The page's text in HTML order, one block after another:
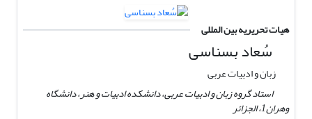
هیات تحریریه بین المللی
سُعاد بسناسی
زبان و ادبیات عربی
استاد گروه زبان و ادبیات عربی، دانشکده ادبیات و هنر، دانشگاه
وهران1، الجزائر